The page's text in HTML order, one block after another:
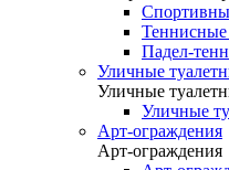
Падел-
Уличные
Уличные
Уличные
Арт-ограждения
Арт-ограждения